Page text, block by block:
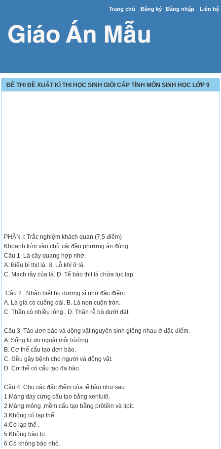
Trang chủ Đăng ký Đăng nhập Liên hệ
ĐỀ THI ĐỀ XUẤT KÌ THI HỌC SINH GIỎI CẤP TỈNH MÔN SINH HỌC LỚP 9
PHẦN I: Trắc nghiệm khách quan.(7,5 điểm)
Khoanh tròn vào chữ cái đầu phương án đúng.
Câu 1: Lá cây quang hợp nhờ.
A. Biểu bì thịt lá. B. Lỗ khí ở lá.
C. Mạch rây của lá. D. Tế bào thịt lá chứa lục lạp.
Câu 2 : Nhận biết họ dương xỉ nhờ đặc điểm.
A. Lá già có cuống dài. B. Lá non cuộn tròn.
C. Thân có nhiều lông . D. Thân rễ bò dưới đát.
Câu 3: Tảo đơn bào và động vật nguyên sinh giống nhau ở đặc điểm.
A. Sống tự do ngoài môi trừờng .
B. Cơ thể cấu tạo đơn bào.
C. Đều gây bệnh cho người và động vật.
D. Cơ thể có cấu tạo đa bào.
Câu 4: Cho các đặc điểm của tế bào như sau:
1.Màng dày cứng cấu tạo bằng xenlulô.
2.Màng mỏng ,mềm cấu tạo bằng prôtêin và lipít.
3.Không có lạp thể .
4.Có lạp thể .
5.Không bào to.
6.Có không bào nhỏ.